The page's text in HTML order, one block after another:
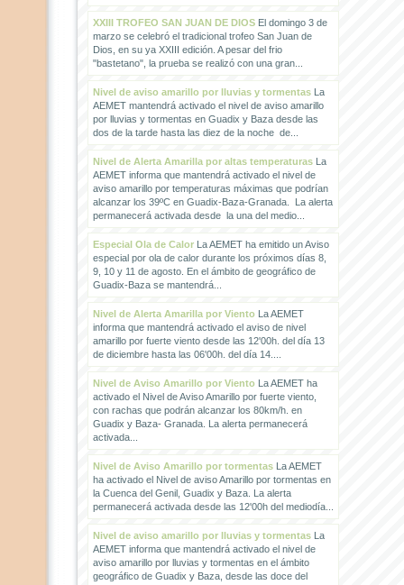
XXIII TROFEO SAN JUAN DE DIOSEl domingo 3 de
marzo se celebró el tradicional trofeo San Juan de
Dios, en su ya XXIII edición. A pesar del frio
"bastetano", la prueba se realizó con una gran...
Nivel de aviso amarillo por lluvias y tormentasLa
AEMET mantendrá activado el nivel de aviso amarillo
por lluvias y tormentas en Guadix y Baza desde las
dos de la tarde hasta las diez de la noche de...
Nivel de Alerta Amarilla por altas temperaturasLa
AEMET informa que mantendrá activado el nivel de
aviso amarillo por temperaturas máximas que podrían
alcanzar los 39ºC en Guadix-Baza-Granada. La alerta
permanecerá activada desde la una del medio...
Especial Ola de CalorLa AEMET ha emitido un Aviso
especial por ola de calor durante los próximos días 8,
9, 10 y 11 de agosto. En el ámbito de geográfico de
Guadix-Baza se mantendrá...
Nivel de Alerta Amarilla por VientoLa AEMET
informa que mantendrá activado el aviso de nivel
amarillo por fuerte viento desde las 12'00h. del día 13
de diciembre hasta las 06'00h. del día 14....
Nivel de Aviso Amarillo por VientoLa AEMET ha
activado el Nivel de Aviso Amarillo por fuerte viento,
con rachas que podrán alcanzar los 80km/h. en
Guadix y Baza- Granada. La alerta permanecerá
activada...
Nivel de Aviso Amarillo por tormentasLa AEMET
ha activado el Nivel de aviso Amarillo por tormentas en
la Cuenca del Genil, Guadix y Baza. La alerta
permanecerá activada desde las 12'00h del mediodía...
Nivel de aviso amarillo por lluvias y tormentasLa
AEMET informa que mantendrá activado el nivel de
aviso amarillo por lluvias y tormentas en el ámbito
geográfico de Guadix y Baza, desde las doce del